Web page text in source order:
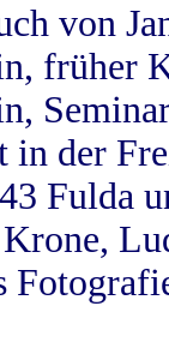
von
früher
in der
Fulda